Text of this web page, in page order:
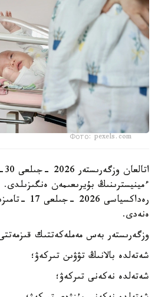
Фото: pexels.com
ءمينيسترىنىڭ بۇيرىعىمەن ەنگىزىلدى.
رەداكسياسى
ەنەدى.
وزگەرىستەر بەس مەملەكەتتىك
شەتەلدە بالانىڭ تۋۋىن تىركەۋ؛
شەتەلدە نەكەنى تىركەۋ؛